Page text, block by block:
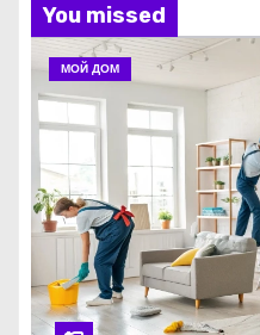
You missed
МОЙ ДОМ